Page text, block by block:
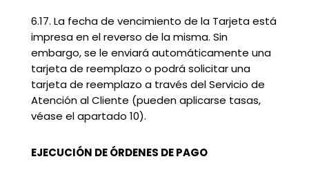
6.17. La fecha de vencimiento de la Tarjeta está
impresa en el reverso de la misma. Sin
embargo, se le enviará automáticamente una
tarjeta de reemplazo o podrá solicitar una
tarjeta de reemplazo a través del Servicio de
Atención al Cliente (pueden aplicarse tasas,
véase el apartado 10).
EJECUCIÓN DE ÓRDENES DE PAGO